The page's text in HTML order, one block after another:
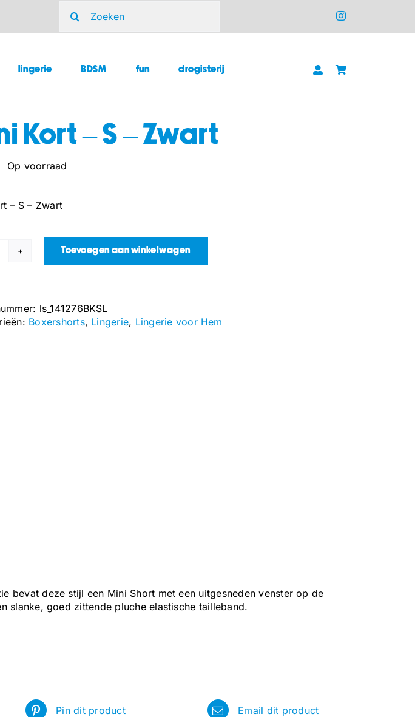
naar:
lingerie BDSM fun drogisterij
Kort – S – Zwart
Op voorraad
– S – Zwart
Toevoegen aan winkelwagen
ls_141276BKSL
Boxershorts, Lingerie, Lingerie voor Hem
bevat deze stijl een Mini Short met een uitgesneden venster op de
slanke, goed zittende pluche elastische tailleband.
Pin dit product Email dit product